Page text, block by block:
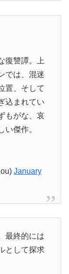
復讐譚。上
では、混迷
置、そして
込まれてい
もがな、哀
い傑作。
January
最終的には
として探求